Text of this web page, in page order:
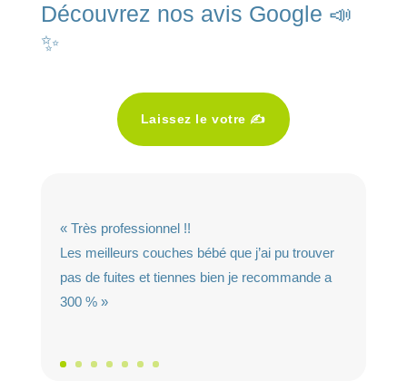
Découvrez nos avis Google 📣
✨
Laissez le votre ✍️
« Très professionnel !!
Les meilleurs couches bébé que j’ai pu trouver
pas de fuites et tiennes bien je recommande a
300 % »